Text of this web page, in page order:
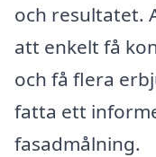
och resultatet.
att enkelt få
och få flera
fatta ett
fasadmålning.